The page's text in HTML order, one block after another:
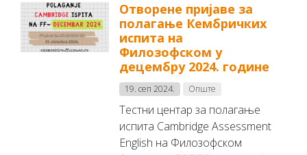
Отворене пријаве за
полагање Кембричких
испита на
Филозофском у
децембру 2024. године
19. сеп 2024. Опште
Тестни центар за полагање
испита Cambridge Assessment
English на Филозофском